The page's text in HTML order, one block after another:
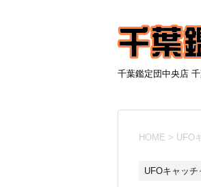
千葉鑑定団中央店
HOME > UFO
UFOキャッチ